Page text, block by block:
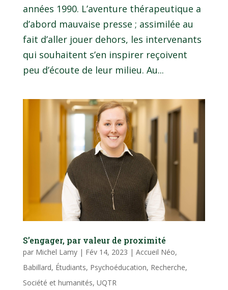
années 1990. L’aventure thérapeutique a
d’abord mauvaise presse ; assimilée au
fait d’aller jouer dehors, les intervenants
qui souhaitent s’en inspirer reçoivent
peu d’écoute de leur milieu. Au...
S’engager, par valeur de proximité
par Michel Lamy| Fév 14, 2023 | Accueil Néo,
Babillard, Étudiants, Psychoéducation, Recherche,
Société et humanités, UQTR